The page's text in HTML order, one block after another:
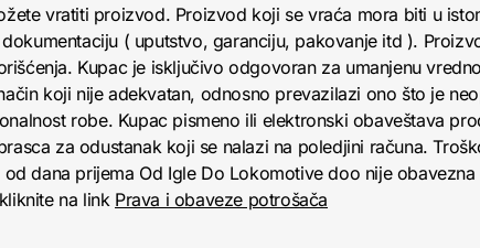
vratiti proizvod. Proizvod koji se vraća mora biti u
( uputstvo, garanciju, pakovanje itd ).
Kupac je isključivo odgovoran za umanjenu
koji nije adekvatan, odnosno prevazilazi ono što je
robe. Kupac pismeno ili elektronski obaveštava
za odustanak koji se nalazi na poledjini računa.
od dana prijema Od Igle Do Lokomotive doo nije
na link Prava i obaveze potrošača